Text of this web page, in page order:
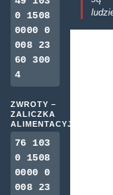
0 1508
0000 0
008 23
60 300
4
ZWROTY –
ZALICZKA
ALIMENTACYJNA
76 103
0 1508
0000 0
008 23